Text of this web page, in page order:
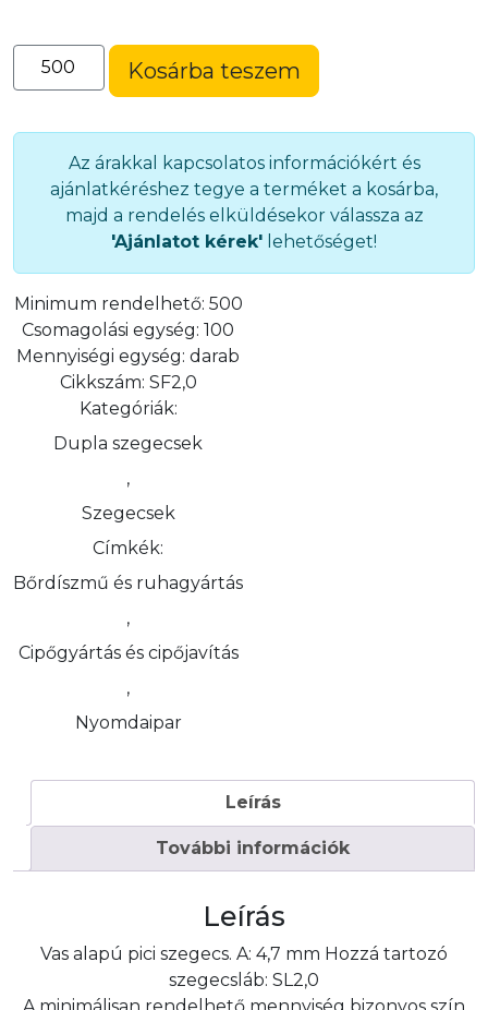
Szegecsfej
(4,7
(SF2,0)
mennyiség
Kosárba teszem
Az árakkal kapcsolatos információkért és
ajánlatkéréshez tegye a terméket a kosárba,
majd a rendelés elküldésekor válassza az
'Ajánlatot kérek' lehetőséget!
Minimum rendelhető: 500
Csomagolási egység: 100
Mennyiségi egység: darab
Cikkszám: SF2,0
Kategóriák:
Dupla szegecsek
,
Szegecsek
Címkék:
Bőrdíszmű és ruhagyártás
,
Cipőgyártás és cipőjavítás
,
Nyomdaipar
Leírás
További információk
Leírás
Vas alapú pici szegecs. A: 4,7 mm Hozzá tartozó
szegecsláb: SL2,0
A minimálisan rendelhető mennyiség bizonyos szín